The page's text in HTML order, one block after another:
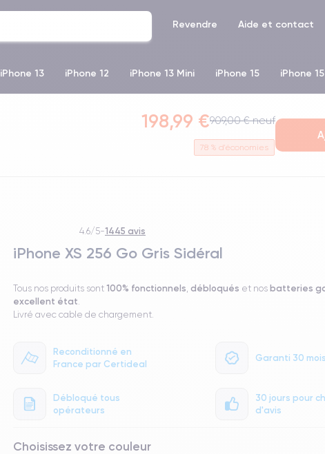
Revendre Aide et contact
iPhone 13 iPhone 12 iPhone 13 Mini iPhone 15 iPhone
iPhone XR iPhone SE 2 (2020)
198,99 €909,00 € neuf
78 % d'économies
4.6/5-1445 avis
iPhone XS 256 Go Gris Sidéral
Tous nos produits sont 100% fonctionnels débloqués et nos batteries
excellent état
Livré avec cable de chargement.
Reconditionné en
France par Certideal
Garanti 30 mois
Débloqué tous
opérateurs
30 jours pour
d'avis
Choisissez votre couleur